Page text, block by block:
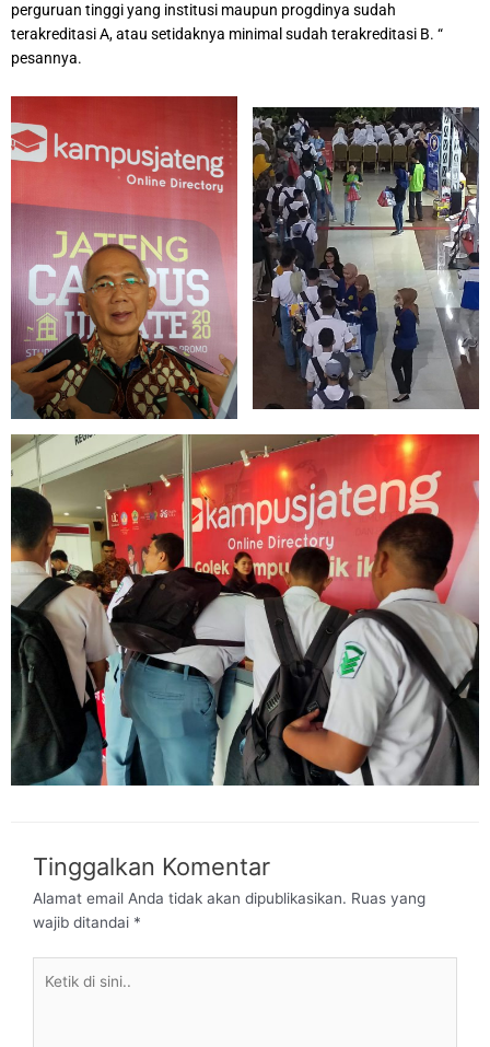
perguruan tinggi yang institusi maupun progdinya sudah
terakreditasi A, atau setidaknya minimal sudah terakreditasi B. “
pesannya.
Tinggalkan Komentar
Alamat email Anda tidak akan dipublikasikan. Ruas yang
wajib ditandai *